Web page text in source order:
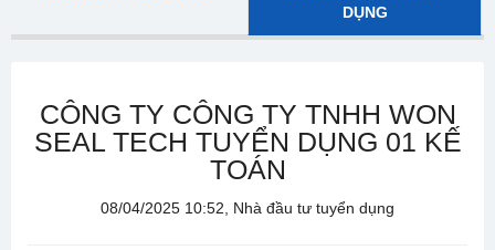
DỤNG
CÔNG TY CÔNG TY TNHH WON
SEAL TECH TUYỂN DỤNG 01 KẾ
TOÁN
08/04/2025 10:52, Nhà đầu tư tuyển dụng